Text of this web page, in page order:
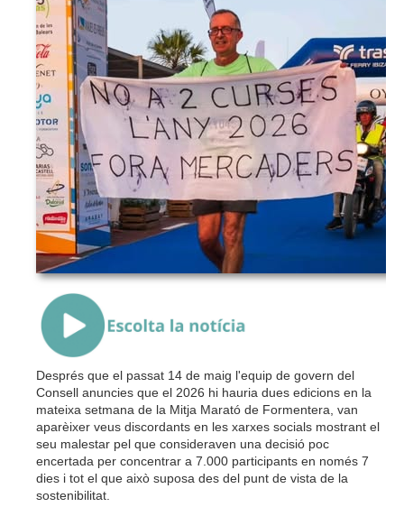
{Play}
Després que el passat 14 de maig l'equip de govern del
Consell anuncies que el 2026 hi hauria dues edicions en la
mateixa setmana de la Mitja Marató de Formentera, van
aparèixer veus discordants en les xarxes socials mostrant el
seu malestar pel que consideraven una decisió poc
encertada per concentrar a 7.000 participants en només 7
dies i tot el que això suposa des del punt de vista de la
sostenibilitat.